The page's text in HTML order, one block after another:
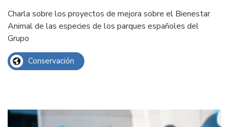
Charla sobre los proyectos de mejora sobre el Bienestar
Animal de las especies de los parques españoles del
Grupo
Conservación